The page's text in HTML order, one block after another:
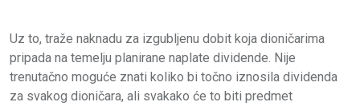
Uz to, traže naknadu za izgubljenu dobit koja dioničarima
pripada na temelju planirane naplate dividende. Nije
trenutačno moguće znati koliko bi točno iznosila dividenda
za svakog dioničara, ali svakako će to biti predmet